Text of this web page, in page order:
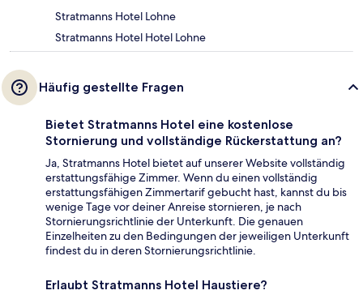
Stratmanns Hotel Lohne
Stratmanns Hotel Hotel Lohne
Häufig gestellte Fragen
Bietet Stratmanns Hotel eine kostenlose
Stornierung und vollständige Rückerstattung an?
Ja, Stratmanns Hotel bietet auf unserer Website vollständig
erstattungsfähige Zimmer. Wenn du einen vollständig
erstattungsfähigen Zimmertarif gebucht hast, kannst du bis
wenige Tage vor deiner Anreise stornieren, je nach
Stornierungsrichtlinie der Unterkunft. Die genauen
Einzelheiten zu den Bedingungen der jeweiligen Unterkunft
findest du in deren Stornierungsrichtlinie.
Erlaubt Stratmanns Hotel Haustiere?